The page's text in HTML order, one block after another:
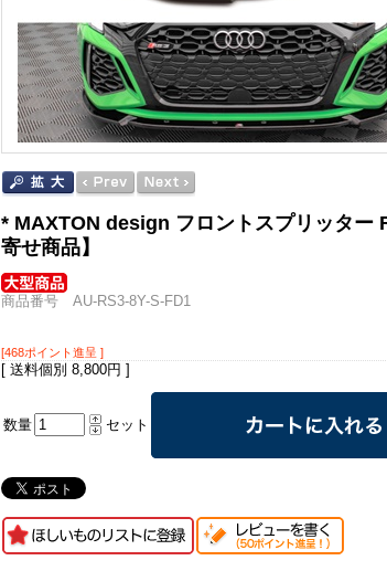
* MAXTON design フロントスプリッター
寄せ商品】
商品番号 AU-RS3-8Y-S-FD1
[468ポイント進呈 ]
[ 送料個別 8,800円 ]
数量 セット